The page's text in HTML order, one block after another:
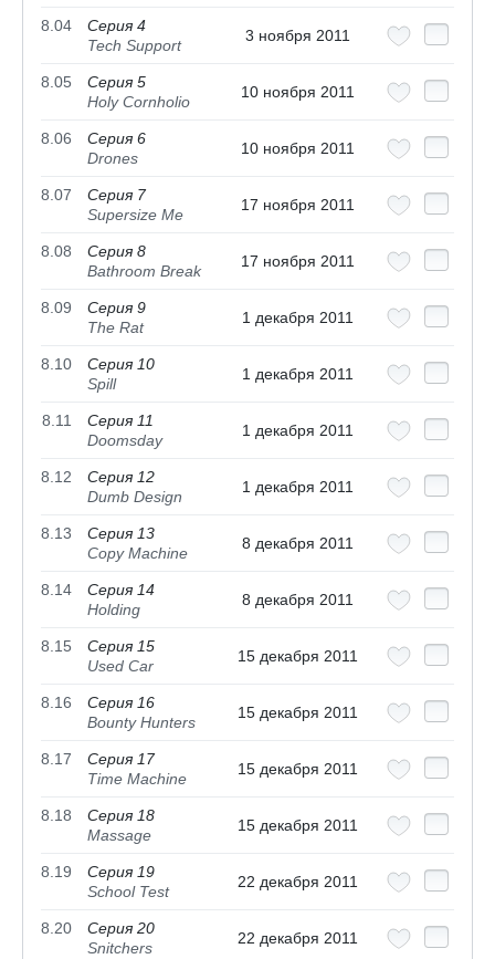
8.04
Серия 4
Tech Support
3 ноября 2011
8.05
Серия 5
Holy Cornholio
10 ноября 2011
8.06
Серия 6
Drones
10 ноября 2011
8.07
Серия 7
Supersize Me
17 ноября 2011
8.08
Серия 8
Bathroom Break
17 ноября 2011
8.09
Серия 9
The Rat
1 декабря 2011
8.10
Серия 10
Spill
1 декабря 2011
8.11
Серия 11
Doomsday
1 декабря 2011
8.12
Серия 12
Dumb Design
1 декабря 2011
8.13
Серия 13
Copy Machine
8 декабря 2011
8.14
Серия 14
Holding
8 декабря 2011
8.15
Серия 15
Used Car
15 декабря 2011
8.16
Серия 16
Bounty Hunters
15 декабря 2011
8.17
Серия 17
Time Machine
15 декабря 2011
8.18
Серия 18
Massage
15 декабря 2011
8.19
Серия 19
School Test
22 декабря 2011
8.20
Серия 20
Snitchers
22 декабря 2011